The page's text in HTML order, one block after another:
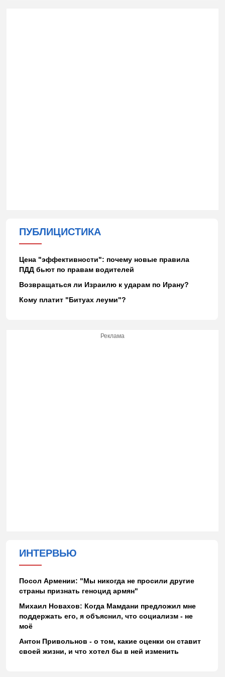
ПУБЛИЦИСТИКА
Цена "эффективности": почему новые правила
ПДД бьют по правам водителей
Возвращаться ли Израилю к ударам по Ирану?
Кому платит "Битуах леуми"?
Реклама
ИНТЕРВЬЮ
Посол Армении: "Мы никогда не просили другие
страны признать геноцид армян"
Михаил Новахов: Когда Мамдани предложил мне
поддержать его, я объяснил, что социализм - не
моё
Антон Привольнов - о том, какие оценки он ставит
своей жизни, и что хотел бы в ней изменить